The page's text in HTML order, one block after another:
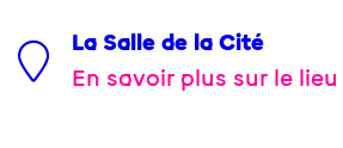
La Salle de la Cité
En savoir plus sur le lieu